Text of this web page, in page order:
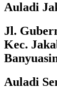
Auladi
Jl.
Kec.
Auladi